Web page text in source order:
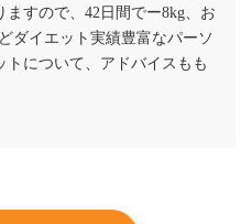
すので、42日間でー8kg、お
ダイエット実績豊富なパーソ
について、アドバイスもも